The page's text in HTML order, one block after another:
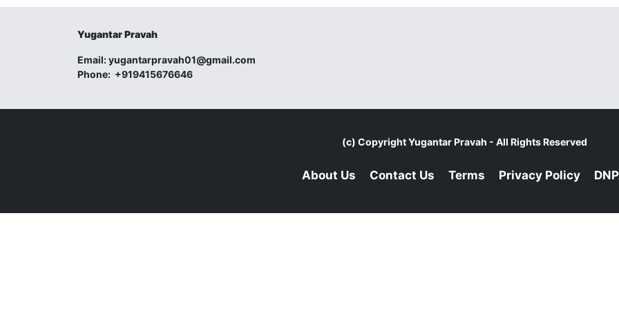
Yugantar Pravah
Email:yugantarpravah01@gmail.com
Phone: +919415676646
(c) CopyrightYugantar Pravah - All Rights Reserved
About Us Contact Us Terms Privacy Policy